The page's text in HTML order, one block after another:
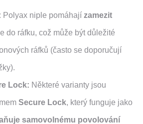
Polyax niple pomáhají zamezit
do ráfku, což může být důležité
ráfků (často se doporučují
Lock: Některé varianty jsou
Secure Lock, který funguje jako
samovolnému povolování